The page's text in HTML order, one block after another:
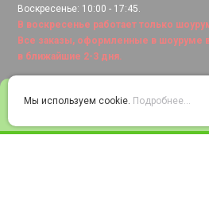
Войти
Воскресенье: 10:00 - 17:45.
В воскресенье работает только
Все заказы, оформленные в шоуруме
в ближайшие 2-3 дня.
Мы используем cookie. Подробнее...